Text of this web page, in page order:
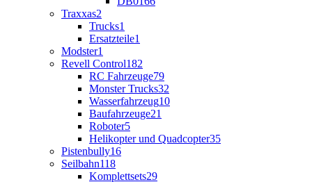
Traxxas2
Trucks1
Ersatzteile1
Modster1
Revell Control182
RC Fahrzeuge79
Monster Trucks32
Wasserfahrzeug10
Baufahrzeuge21
Roboter5
Helikopter und Quadcopter35
Pistenbully16
Seilbahn118
Komplettsets29